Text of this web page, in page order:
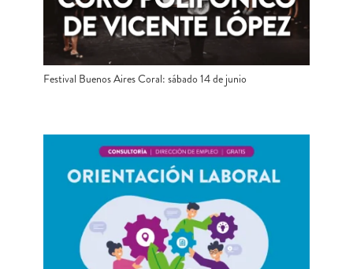
Festival Buenos Aires Coral: sábado 14 de junio